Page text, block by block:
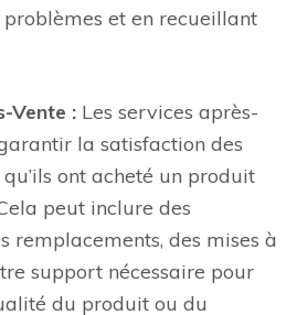
et en recueillant
Vente : Les services après-
la satisfaction des
ont acheté un produit
peut inclure des
remplacements, des mises à
support nécessaire pour
du produit ou du